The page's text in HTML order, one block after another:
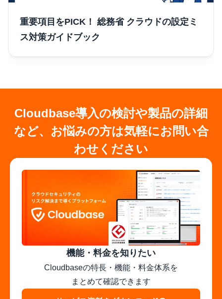
重要項目をPICK！ 総務省 クラウドの設定ミ
ス対策ガイドブック
Cloudbase導入の検討や製品の詳細
など、お悩みの方は気軽にお問い合
わせください
機能・料金を知りたい
Cloudbaseの特長・機能・料金体系を
まとめて確認できます